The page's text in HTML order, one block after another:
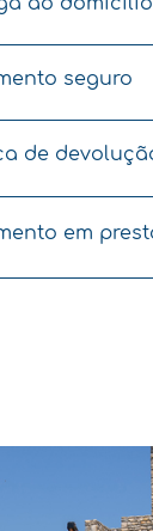
seguro
de
em